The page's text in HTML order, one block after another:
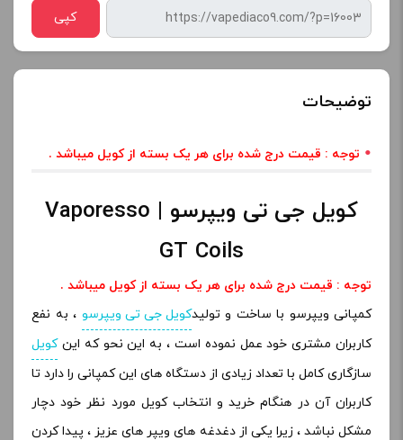
کپی
توضیحات
توجه : قیمت درج شده برای هر یک بسته از کویل میباشد .
کویل جی تی ویپرسو | Vaporesso
GT Coils
توجه : قیمت درج شده برای هر یک بسته از کویل میباشد .
کمپانی ویپرسو با ساخت و تولیدکویل جی تی ویپرسو ، به نفع
کاربران مشتری خود عمل نموده است ، به این نحو که اینکویل
سازگاری کامل با تعداد زیادی از دستگاه های این کمپانی را دارد تا
کاربران آن در هنگام خرید و انتخاب کویل مورد نظر خود دچار
مشکل نباشد ، زیرا یکی از دغدغه های ویپر های عزیز ، پیدا کردن